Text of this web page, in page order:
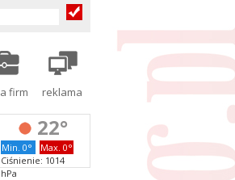
firm reklama
22°
Min. 0°
Max. 0°
Ciśnienie: 1014
hPa